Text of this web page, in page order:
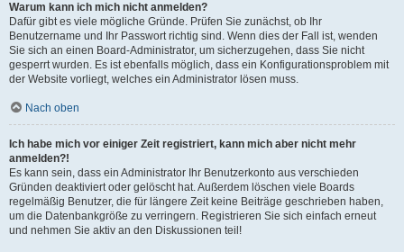
Warum kann ich mich nicht anmelden?
Dafür gibt es viele mögliche Gründe. Prüfen Sie zunächst, ob Ihr
Benutzername und Ihr Passwort richtig sind. Wenn dies der Fall ist, wenden
Sie sich an einen Board-Administrator, um sicherzugehen, dass Sie nicht
gesperrt wurden. Es ist ebenfalls möglich, dass ein Konfigurationsproblem mit
der Website vorliegt, welches ein Administrator lösen muss.
Nach oben
Ich habe mich vor einiger Zeit registriert, kann mich aber nicht mehr
anmelden?!
Es kann sein, dass ein Administrator Ihr Benutzerkonto aus verschieden
Gründen deaktiviert oder gelöscht hat. Außerdem löschen viele Boards
regelmäßig Benutzer, die für längere Zeit keine Beiträge geschrieben haben,
um die Datenbankgröße zu verringern. Registrieren Sie sich einfach erneut
und nehmen Sie aktiv an den Diskussionen teil!